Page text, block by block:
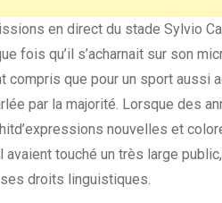
en direct du stade Sylvio
fois qu’il s’acharnait sur son
compris que pour un sport aussi
par la majorité. Lorsque des
nouvelles et
avaient touché un très large
droits linguistiques.